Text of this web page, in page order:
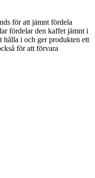
för att jämnt fördela
fördelar den kaffet jämnt i
hålla i och ger produkten ett
för att förvara